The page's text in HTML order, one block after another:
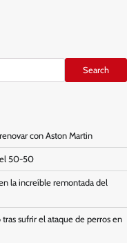
Search
con Aston Martin
el 50-50
la increíble remontada del
sufrir el ataque de perros en